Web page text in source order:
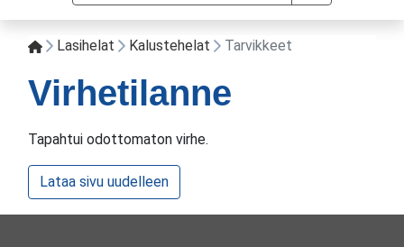
Lasihelat Kalustehelat Tarvikkeet
Virhetilanne
Tapahtui odottomaton virhe.
Lataa sivu uudelleen